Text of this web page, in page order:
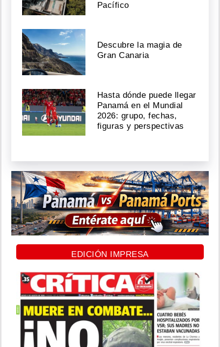
Pacífico
Descubre la magia de
Gran Canaria
Hasta dónde puede llegar
Panamá en el Mundial
2026: grupo, fechas,
figuras y perspectivas
EDICIÓN IMPRESA